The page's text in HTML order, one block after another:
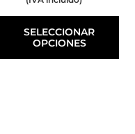
SELECCIONAR
OPCIONES
de
producto